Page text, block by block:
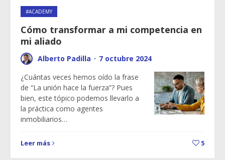
#ACADEMY
Cómo transformar a mi competencia en
mi aliado
Alberto Padilla · 7 octubre 2024
¿Cuántas veces hemos oído la frase
de “La unión hace la fuerza”? Pues
bien, este tópico podemos llevarlo a
la práctica como agentes
inmobiliarios…
Leer más 5